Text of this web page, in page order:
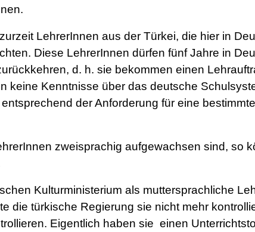
LehrerInnen aus der Türkei, die hier in
Diese LehrerInnen dürfen fünf Jahre in
d. h. sie bekommen einen
keine Kenntnisse über das deutsche
der Anforderung für eine
zweisprachig aufgewachsen sind, so
Kulturministerium als muttersprachliche
die türkische Regierung sie nicht mehr
Eigentlich haben sie einen